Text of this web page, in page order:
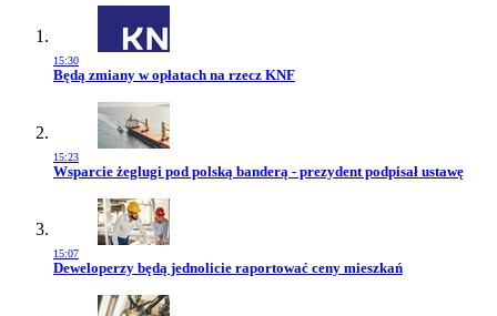
15:30
Przejdź do artykułu:
Będą zmiany w opłatach na rzecz KNF
15:23
Przejdź do artykułu:
Wsparcie żeglugi pod polską banderą - prezydent podpisał ustawę
15:07
Przejdź do artykułu:
Deweloperzy będą jednolicie raportować ceny mieszkań